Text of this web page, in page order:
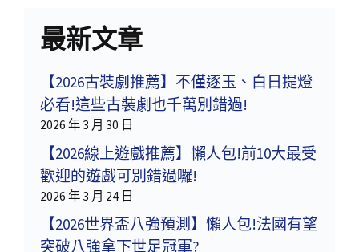
最新文章
【2026古裝劇推薦】不僅逐玉、白日提燈
必看!這些古裝劇也千萬別錯過!
2026 年 3 月 30 日
【2026線上遊戲推薦】懶人包!前10大最受
歡迎的遊戲可別錯過囉!
2026 年 3 月 24 日
【2026世界盃八強預測】懶人包!法國有望
突破八強拿下世足冠軍?